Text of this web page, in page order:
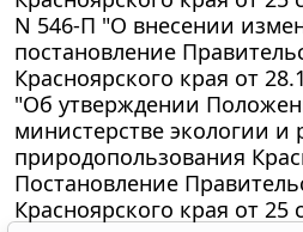
N 546-П "О внесении
постановление
Красноярского края от
"Об утверждении
министерстве экологии и
природопользования
Постановление
Красноярского края от 25